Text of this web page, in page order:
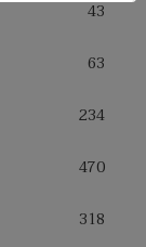
43
63
234
470
318